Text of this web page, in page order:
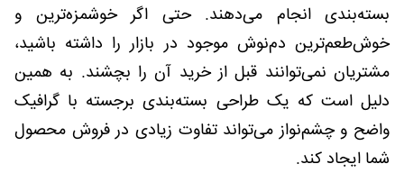
بسته‌بندی انجام می‌دهند. حتی اگر خوشمزه‌ترین و
خوش‌طعم‌ترین دم‌نوش موجود در بازار را داشته باشید،
مشتریان نمی‌توانند قبل از خرید آن را بچشند. به همین
دلیل است که یک طراحی بسته‌بندی برجسته با گرافیک
واضح و چشم‌نواز می‌تواند تفاوت زیادی در فروش محصول
شما ایجاد کند.